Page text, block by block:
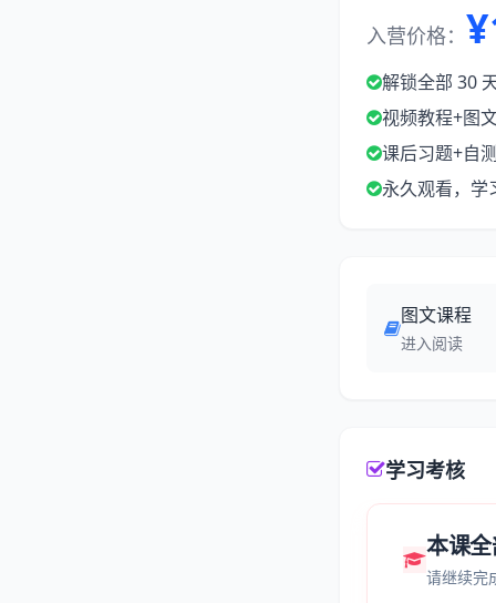
入营价格： ¥
解锁全部 30
视频教程+图
课后习题+自
永久观看，学
图文课程
进入阅读
学习考核
本课
请继续完